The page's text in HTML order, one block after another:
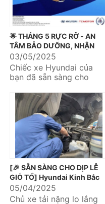
🌟 THÁNG 5 RỰC RỠ - AN
TÂM BẢO DƯỠNG, NHẬN
NGÀN ƯU ĐÃI TẠI HYUNDAI
KINH BẮC! 🌟
03/05/2025
Chiếc xe Hyundai của
bạn đã sẵn sàng cho
động hay cần được "F5"
sau những...
[🎉 SẴN SÀNG CHO DỊP LỄ
GIỖ TỔ] Hyundai Kinh Bắc
Chủ Động Bảo Dưỡng Xe Tải
Nặng Tận Nơi – Đảm Bảo
05/04/2025
Chủ xe tải nặng lo lắng